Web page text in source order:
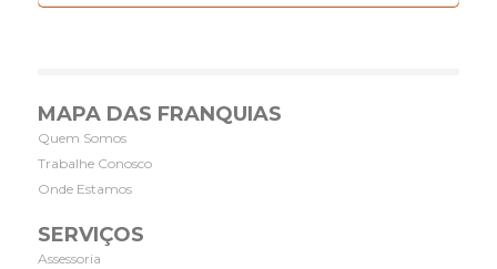
MAPA DAS FRANQUIAS
Quem Somos
Trabalhe Conosco
Onde Estamos
SERVIÇOS
Assessoria